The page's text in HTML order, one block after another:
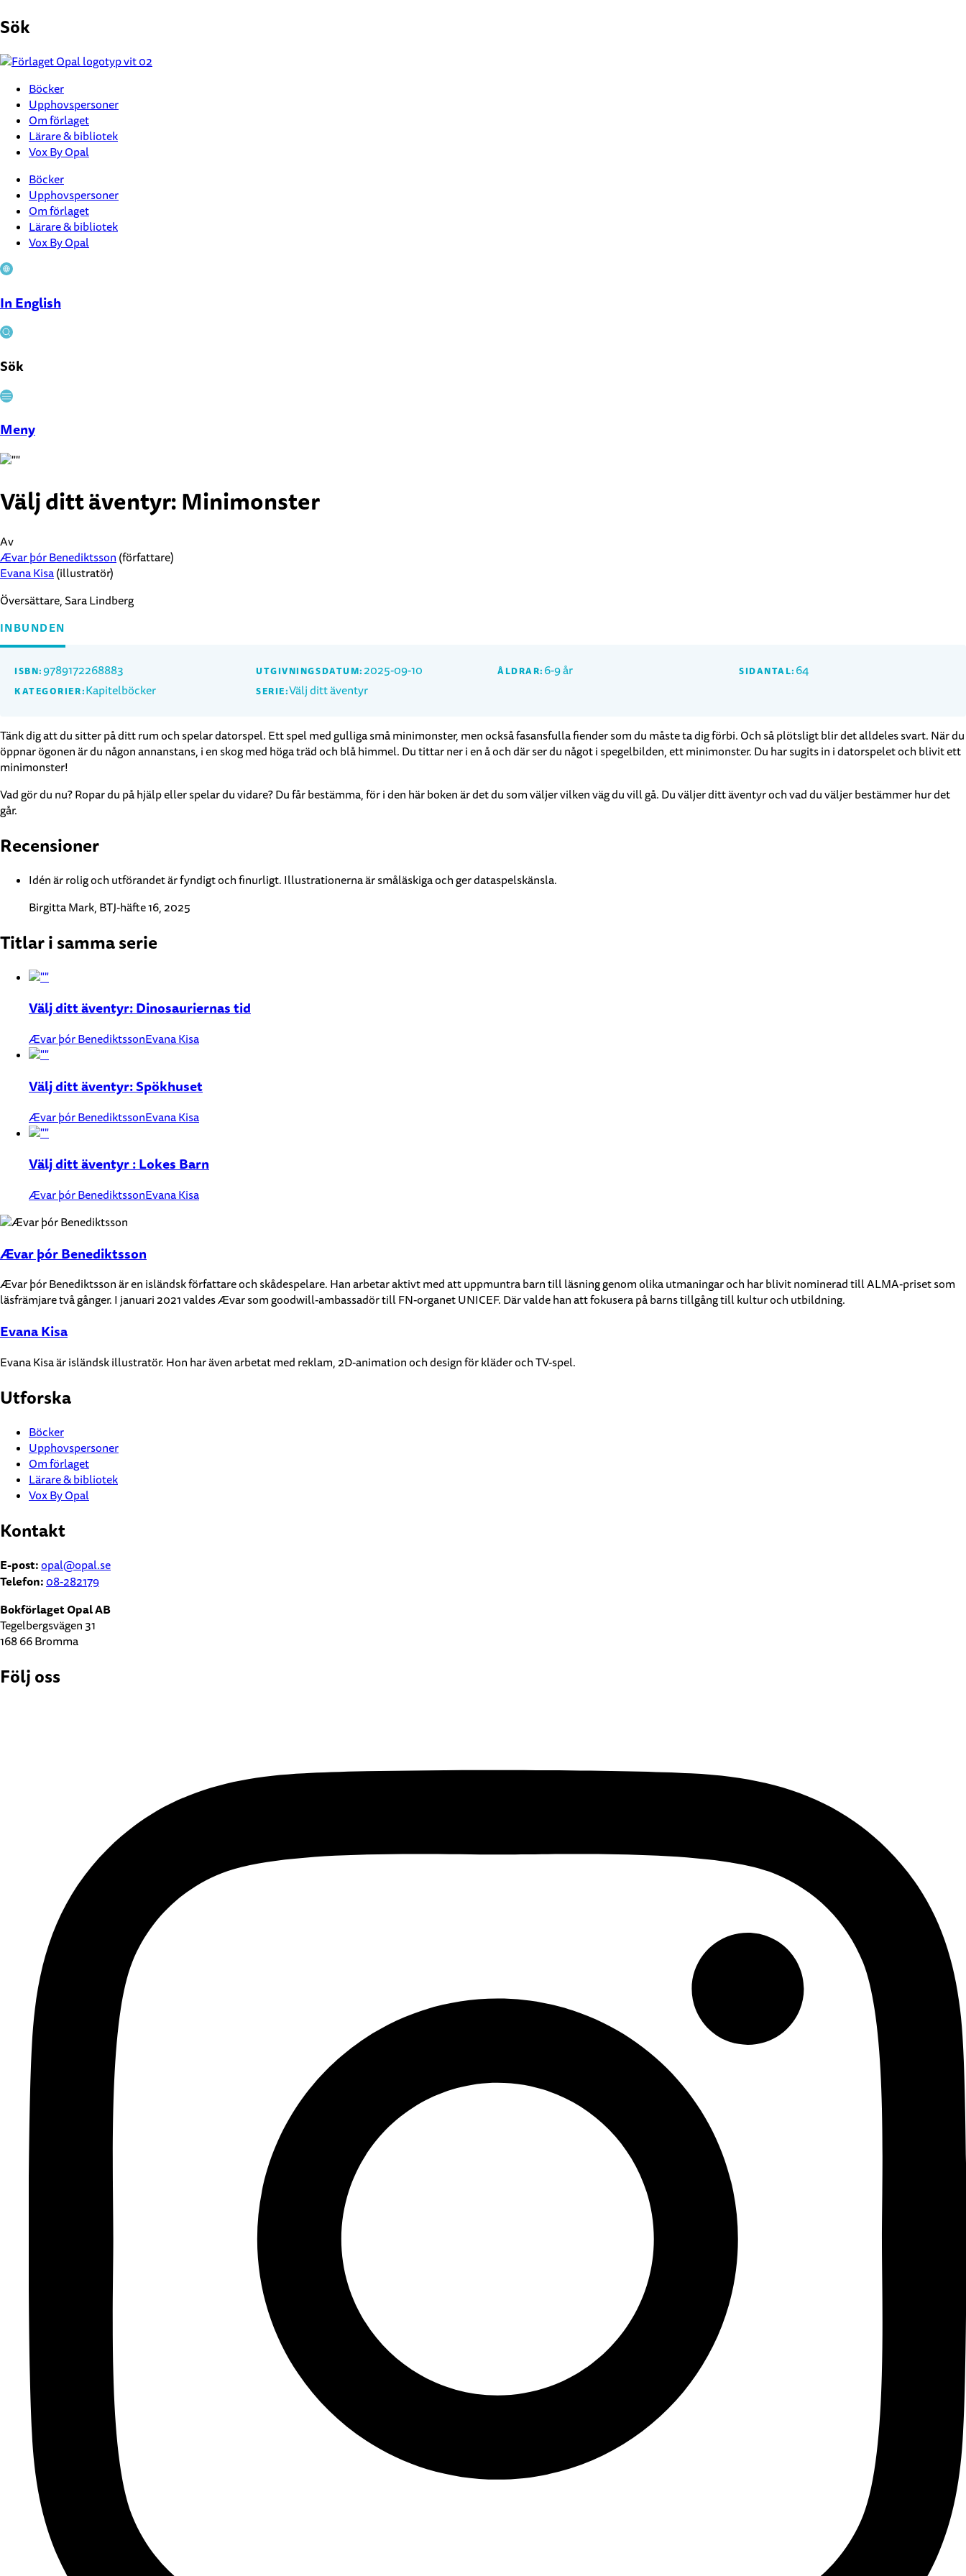
till
Sök
Böcker
Upphovspersoner
Om förlaget
Lärare & bibliotek
Vox By Opal
Böcker
Upphovspersoner
Om förlaget
Lärare & bibliotek
Vox By Opal
In English
Sök
Stäng
Meny
Välj ditt äventyr: Minimonster
Av
Ævar þór Benediktsson (författare)
Evana Kisa(illustratör)
Översättare, Sara Lindberg
INBUNDEN
ISBN:9789172268883 UTGIVNINGSDATUM: 2025-09-10 ÅLDRAR: 6-9 år SIDANTAL: 64
KATEGORIER:Kapitelböcker SERIE:Välj ditt äventyr
Tänk dig att du sitter på ditt rum och spelar datorspel. Ett spel med gulliga små minimonster, men också fasansfulla fiender som du måste ta dig förbi. Och så plötsligt blir det alldeles svart. När du
öppnar ögonen är du någon annanstans, i en skog med höga träd och blå himmel. Du tittar ner i en å och där ser du något i spegelbilden, ett minimonster. Du har sugits in i datorspelet och blivit ett
minimonster!
Vad gör du nu? Ropar du på hjälp eller spelar du vidare? Du får bestämma, för i den här boken är det du som väljer vilken väg du vill gå. Du väljer ditt äventyr och vad du väljer bestämmer hur det
går.
Recensioner
Idén är rolig och utförandet är fyndigt och finurligt. Illustrationerna är småläskiga och ger dataspelskänsla.
Birgitta Mark, BTJ-häfte 16, 2025
Titlar i samma serie
Välj ditt äventyr: Dinosauriernas tid
Ævar þór BenediktssonEvana Kisa
Välj ditt äventyr: Spökhuset
Ævar þór BenediktssonEvana Kisa
Välj ditt äventyr : Lokes Barn
Ævar þór BenediktssonEvana Kisa
Ævar þór Benediktsson
Ævar þór Benediktsson är en isländsk författare och skådespelare. Han arbetar aktivt med att uppmuntra barn till läsning genom olika utmaningar och har blivit nominerad till ALMA-priset som
läsfrämjare två gånger. I januari 2021 valdes Ævar som goodwill-ambassadör till FN-organet UNICEF. Där valde han att fokusera på barns tillgång till kultur och utbildning.
Evana Kisa
Evana Kisa är isländsk illustratör. Hon har även arbetat med reklam, 2D-animation och design för kläder och TV-spel.
Utforska
Böcker
Upphovspersoner
Om förlaget
Lärare & bibliotek
Vox By Opal
Kontakt
E-post:opal@opal.se
Telefon:08-282179
Bokförlaget Opal AB
Tegelbergsvägen 31
168 66 Bromma
Följ oss